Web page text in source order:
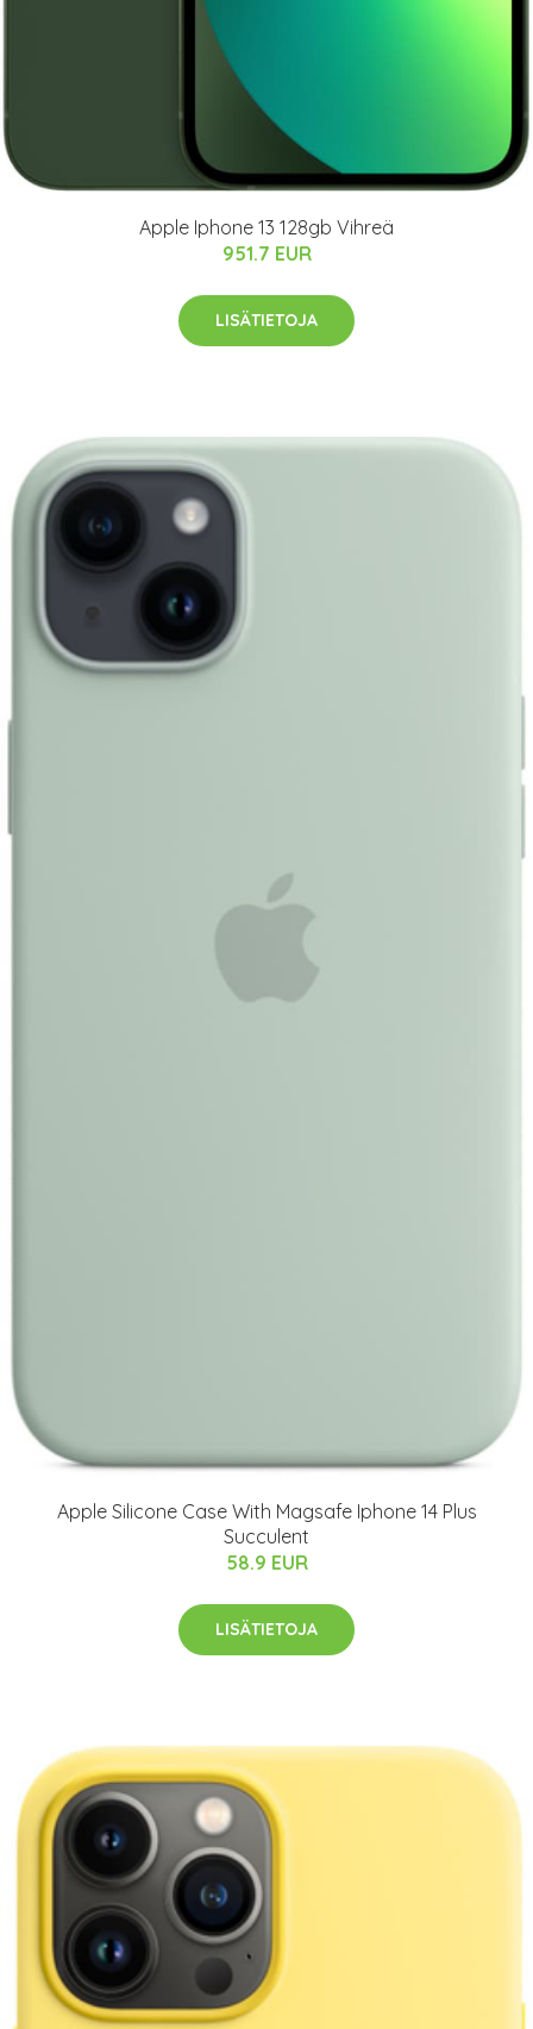
Apple Iphone 13 128gb Vihreä
951.7 EUR
LISÄTIETOJA
Apple Silicone Case With Magsafe Iphone 14 Plus
Succulent
58.9 EUR
LISÄTIETOJA